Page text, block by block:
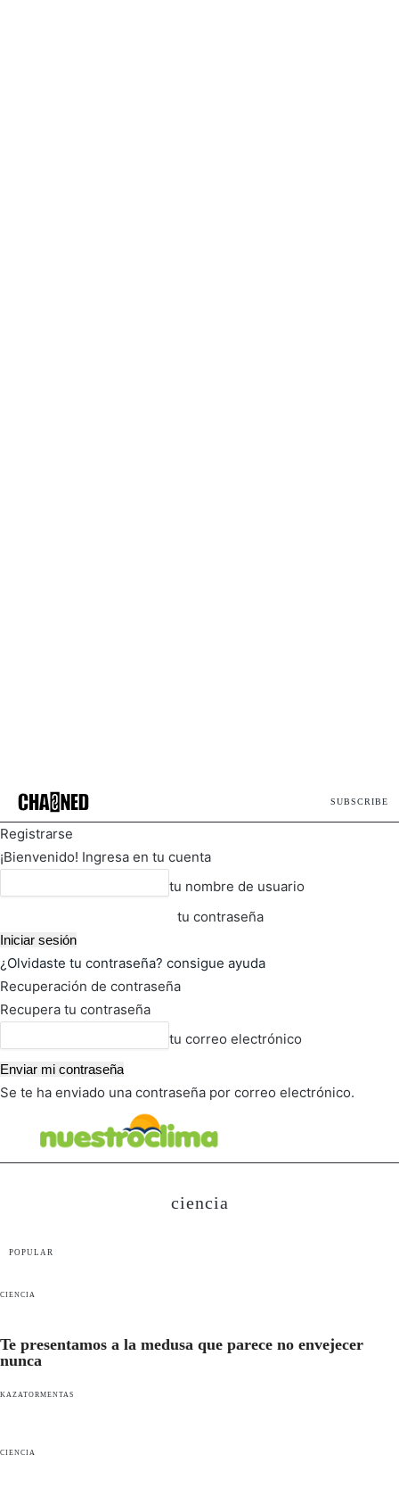
SUBSCRIBE
Registrarse
¡Bienvenido! Ingresa en tu cuenta
tu nombre de usuario
tu contraseña
¿Olvidaste tu contraseña? consigue ayuda
Recuperación de contraseña
Recupera tu contraseña
tu correo electrónico
Se te ha enviado una contraseña por correo electrónico.
ciencia
POPULAR
CIENCIA
Te presentamos a la medusa que parece no envejecer
nunca
KAZATORMENTAS
CIENCIA